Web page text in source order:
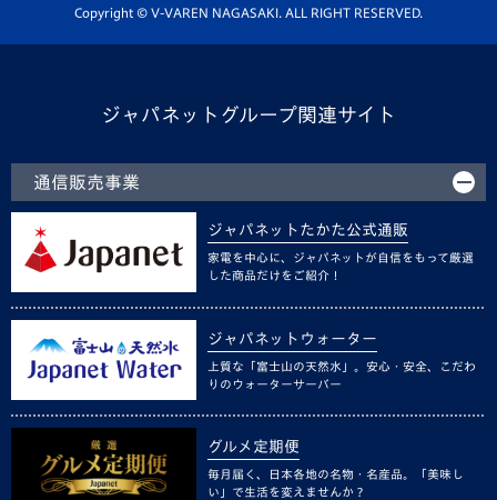
ホームタウン活動
Copyright © V-VAREN NAGASAKI. ALL RIGHT RESERVED.
ジャパネットグループ関連サイト
通信販売事業
ジャパネットたかた公式通販
家電を中心に、ジャパネットが自信をもって厳選
した商品だけをご紹介！
ジャパネットウォーター
上質な「富士山の天然水」。安心・安全、こだわ
りのウォーターサーバー
グルメ定期便
毎月届く、日本各地の名物・名産品。「美味し
い」で生活を変えませんか？